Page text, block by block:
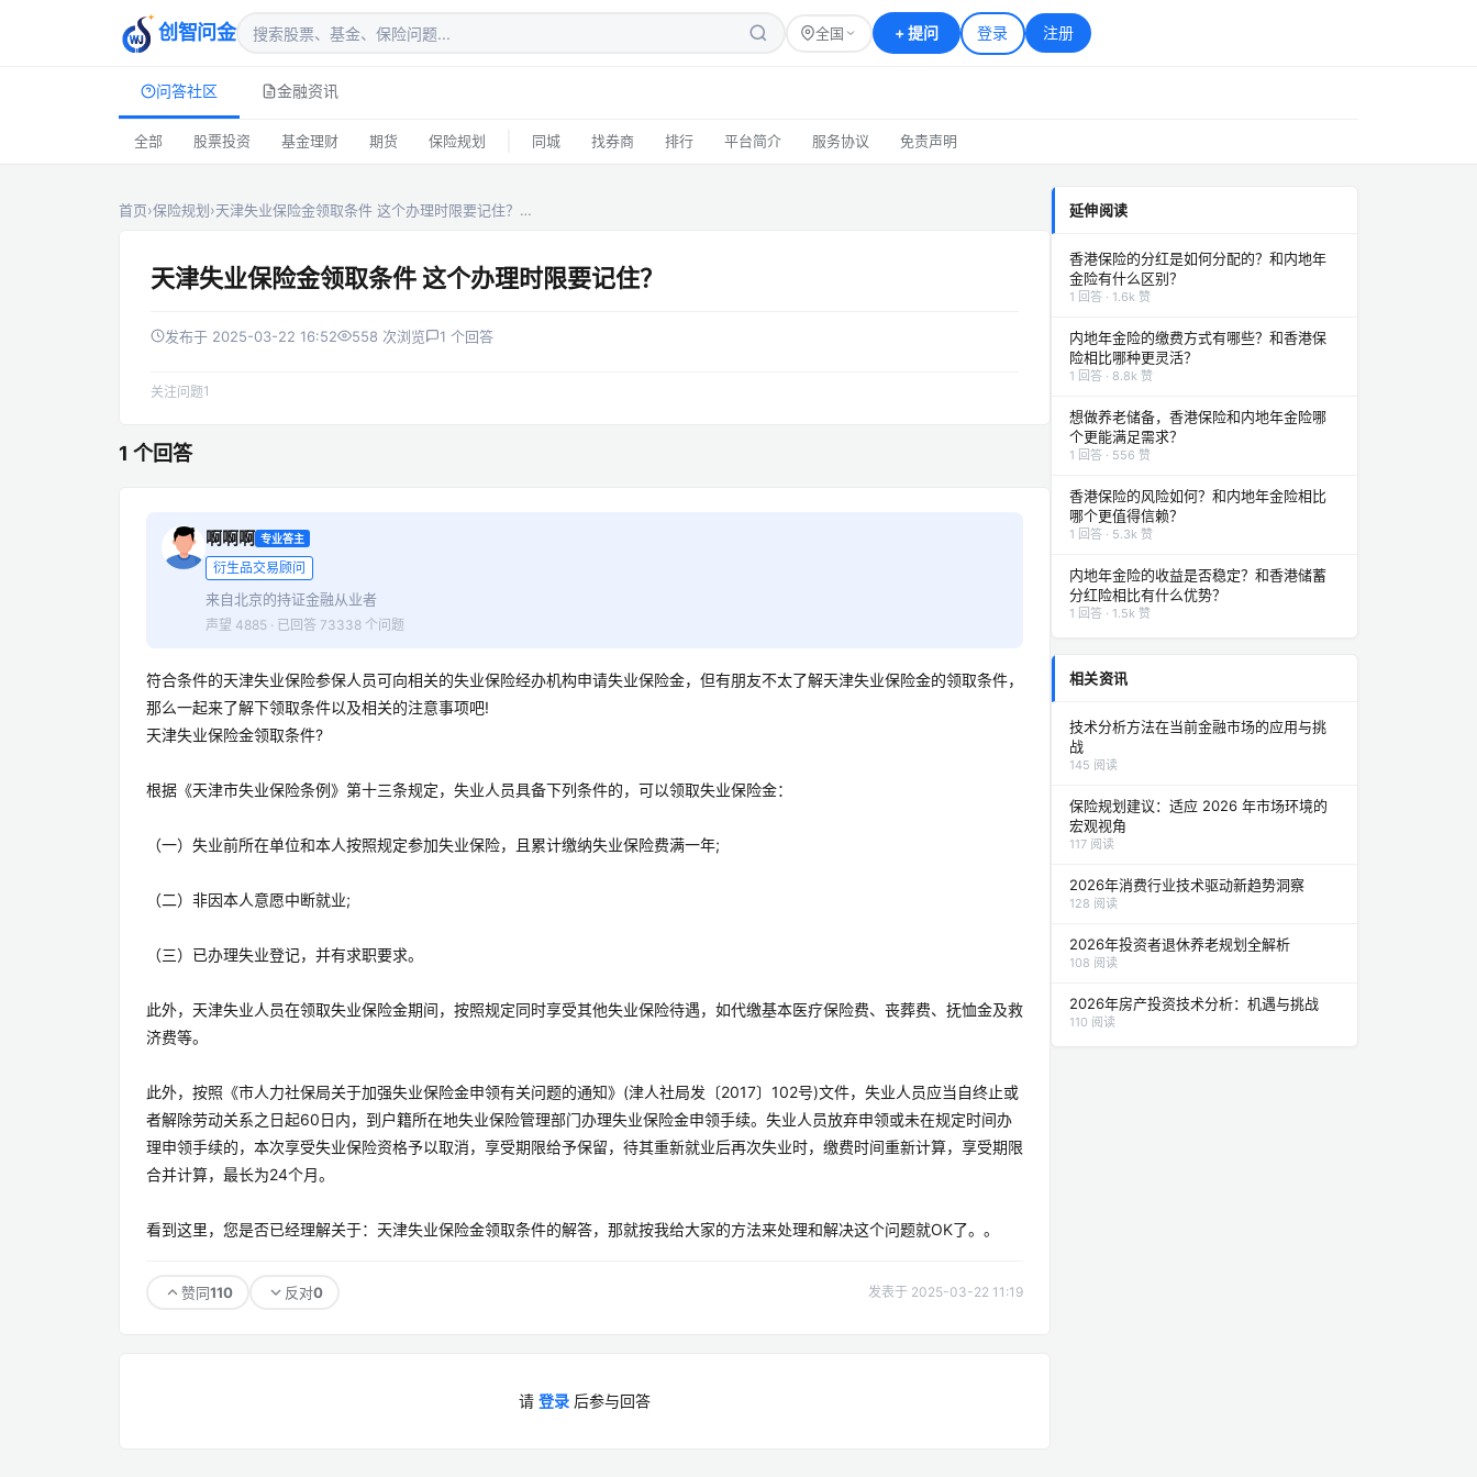
创智问金 全国 +提问 登录 注册
问答社区 金融资讯
全部 股票投资 基金理财 期货 保险规划 同城 找券商 排行 平台简介 服务协议 免责声明
首页›保险规划›天津失业保险金领取条件 这个办理时限要记住？…
天津失业保险金领取条件 这个办理时限要记住？
发布于 2025-03-22 16:52 558 次浏览 1 个回答
关注问题1
1 个回答
啊啊啊 专业答主
衍生品交易顾问
来自北京的持证金融从业者
声望 4885 · 已回答 73338 个问题
符合条件的天津失业保险参保人员可向相关的失业保险经办机构申请失业保险金，但有朋友不太了解天津失业保险金的领取条件，
那么一起来了解下领取条件以及相关的注意事项吧!
天津失业保险金领取条件?
根据《天津市失业保险条例》第十三条规定，失业人员具备下列条件的，可以领取失业保险金：
（一）失业前所在单位和本人按照规定参加失业保险，且累计缴纳失业保险费满一年;
（二）非因本人意愿中断就业;
（三）已办理失业登记，并有求职要求。
此外，天津失业人员在领取失业保险金期间，按照规定同时享受其他失业保险待遇，如代缴基本医疗保险费、丧葬费、抚恤金及救
济费等。
此外，按照《市人力社保局关于加强失业保险金申领有关问题的通知》(津人社局发〔2017〕102号)文件，失业人员应当自终止或
者解除劳动关系之日起60日内，到户籍所在地失业保险管理部门办理失业保险金申领手续。失业人员放弃申领或未在规定时间办
理申领手续的，本次享受失业保险资格予以取消，享受期限给予保留，待其重新就业后再次失业时，缴费时间重新计算，享受期限
合并计算，最长为24个月。
看到这里，您是否已经理解关于：天津失业保险金领取条件的解答，那就按我给大家的方法来处理和解决这个问题就OK了。。
赞同110 反对0 发表于 2025-03-22 11:19
请 登录 后参与回答
延伸阅读
香港保险的分红是如何分配的？和内地年
金险有什么区别？
1 回答 · 1.6k 赞
内地年金险的缴费方式有哪些？和香港保
险相比哪种更灵活？
1 回答 · 8.8k 赞
想做养老储备，香港保险和内地年金险哪
个更能满足需求？
1 回答 · 556 赞
香港保险的风险如何？和内地年金险相比
哪个更值得信赖？
1 回答 · 5.3k 赞
内地年金险的收益是否稳定？和香港储蓄
分红险相比有什么优势？
1 回答 · 1.5k 赞
相关资讯
技术分析方法在当前金融市场的应用与挑
战
145 阅读
保险规划建议：适应 2026 年市场环境的
宏观视角
117 阅读
2026年消费行业技术驱动新趋势洞察
128 阅读
2026年投资者退休养老规划全解析
108 阅读
2026年房产投资技术分析：机遇与挑战
110 阅读